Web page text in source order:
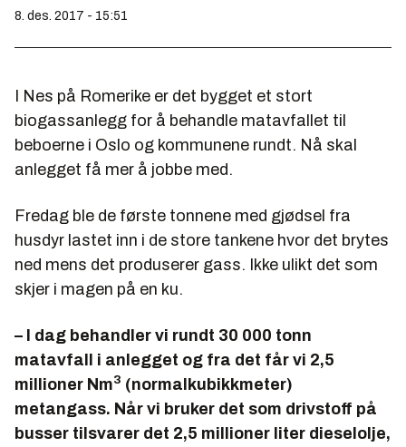
8. des. 2017 - 15:51
I Nes på Romerike er det bygget et stort
biogassanlegg for å behandle matavfallet til
beboerne i Oslo og kommunene rundt. Nå skal
anlegget få mer å jobbe med.
Fredag ble de første tonnene med gjødsel fra
husdyr lastet inn i de store tankene hvor det brytes
ned mens det produserer gass. Ikke ulikt det som
skjer i magen på en ku.
– I dag behandler vi rundt 30 000 tonn
matavfall i anlegget og fra det får vi 2,5
millioner Nm3 (normalkubikkmeter)
metangass. Når vi bruker det som drivstoff på
busser tilsvarer det 2,5 millioner liter dieselolje,